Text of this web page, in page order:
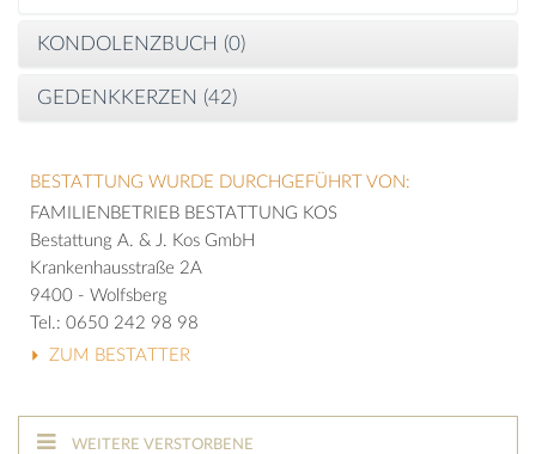
KONDOLENZBUCH (0)
GEDENKKERZEN (42)
BESTATTUNG WURDE DURCHGEFÜHRT VON:
FAMILIENBETRIEB BESTATTUNG KOS
Bestattung A. & J. Kos GmbH
Krankenhausstraße 2A
9400 - Wolfsberg
Tel.: 0650 242 98 98
ZUM BESTATTER
WEITERE VERSTORBENE